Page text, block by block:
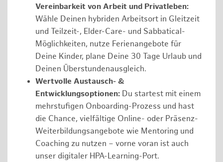
Vereinbarkeit von Arbeit und Privatleben:
Wähle Deinen hybriden Arbeitsort in Gleitzeit
und Teilzeit-, Elder-Care- und Sabbatical-
Möglichkeiten, nutze Ferienangebote für
Deine Kinder, plane Deine 30 Tage Urlaub und
Deinen Überstundenausgleich.
Wertvolle Austausch- &
Entwicklungsoptionen: Du startest mit einem
mehrstufigen Onboarding-Prozess und hast
die Chance, vielfältige Online- oder Präsenz-
Weiterbildungsangebote wie Mentoring und
Coaching zu nutzen – vorne voran ist auch
unser digitaler HPA-Learning-Port.